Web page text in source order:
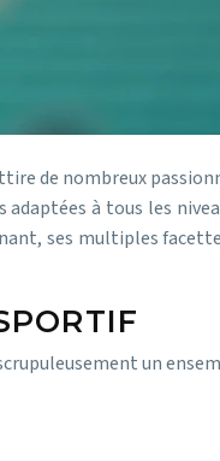
de nombreux
à tous les
ses multiples
un